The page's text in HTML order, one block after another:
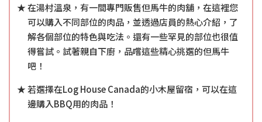
在湯村溫泉，有一間專門販售但馬牛的肉舖，在這裡您
可以購入不同部位的肉品，並透過店員的熱心介紹，了
解各個部位的特色與吃法。還有一些罕見的部位也很值
得嘗試。試著親自下廚，品嚐這些精心挑選的但馬牛
吧！
若選擇在Log House Canada的小木屋留宿，可以在這
邊購入BBQ用的肉品！